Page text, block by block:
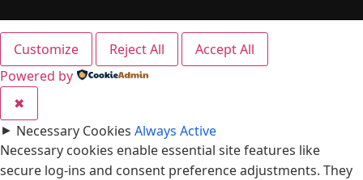
Customize Reject All
Accept All
Powered by
✖
► Necessary Cookies Always Active
Necessary cookies enable essential site features like
secure log-ins and consent preference adjustments. They